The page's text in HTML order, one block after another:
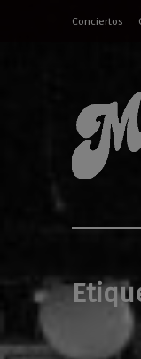
Conciertos